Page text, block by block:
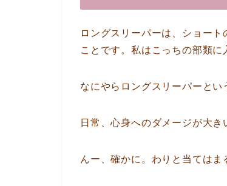
ロングスリーパーは、ショー
ことです。私はこっちの部類に
なにやらロングスリーパーとい
日常、心身へのダメージが大き
んー、確かに。わりと当てはま